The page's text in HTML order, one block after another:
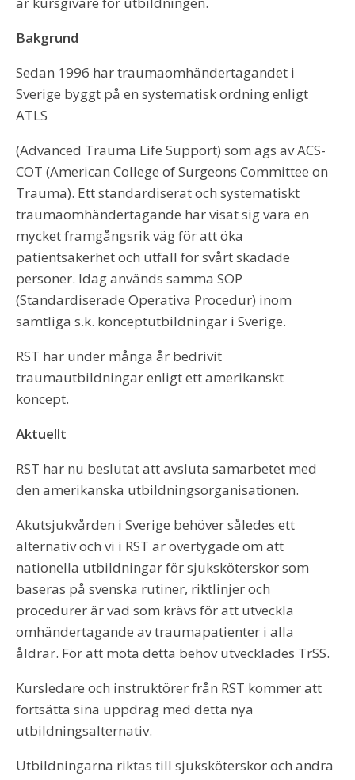
Bakgrund
Sedan 1996 har traumaomhändertagandet i
Sverige byggt på en systematisk ordning enligt
ATLS
(Advanced Trauma Life Support) som ägs av ACS-
COT (American College of Surgeons Committee on
Trauma). Ett standardiserat och systematiskt
traumaomhändertagande har visat sig vara en
mycket framgångsrik väg för att öka
patientsäkerhet och utfall för svårt skadade
personer. Idag används samma SOP
(Standardiserade Operativa Procedur) inom
samtliga s.k. konceptutbildningar i Sverige.
RST har under många år bedrivit
traumautbildningar enligt ett amerikanskt
koncept.
Aktuellt
RST har nu beslutat att avsluta samarbetet med
den amerikanska utbildningsorganisationen.
Akutsjukvården i Sverige behöver således ett
alternativ och vi i RST är övertygade om att
nationella utbildningar för sjuksköterskor som
baseras på svenska rutiner, riktlinjer och
procedurer är vad som krävs för att utveckla
omhändertagande av traumapatienter i alla
åldrar. För att möta detta behov utvecklades TrSS.
Kursledare och instruktörer från RST kommer att
fortsätta sina uppdrag med detta nya
utbildningsalternativ.
Utbildningarna riktas till sjuksköterskor och andra